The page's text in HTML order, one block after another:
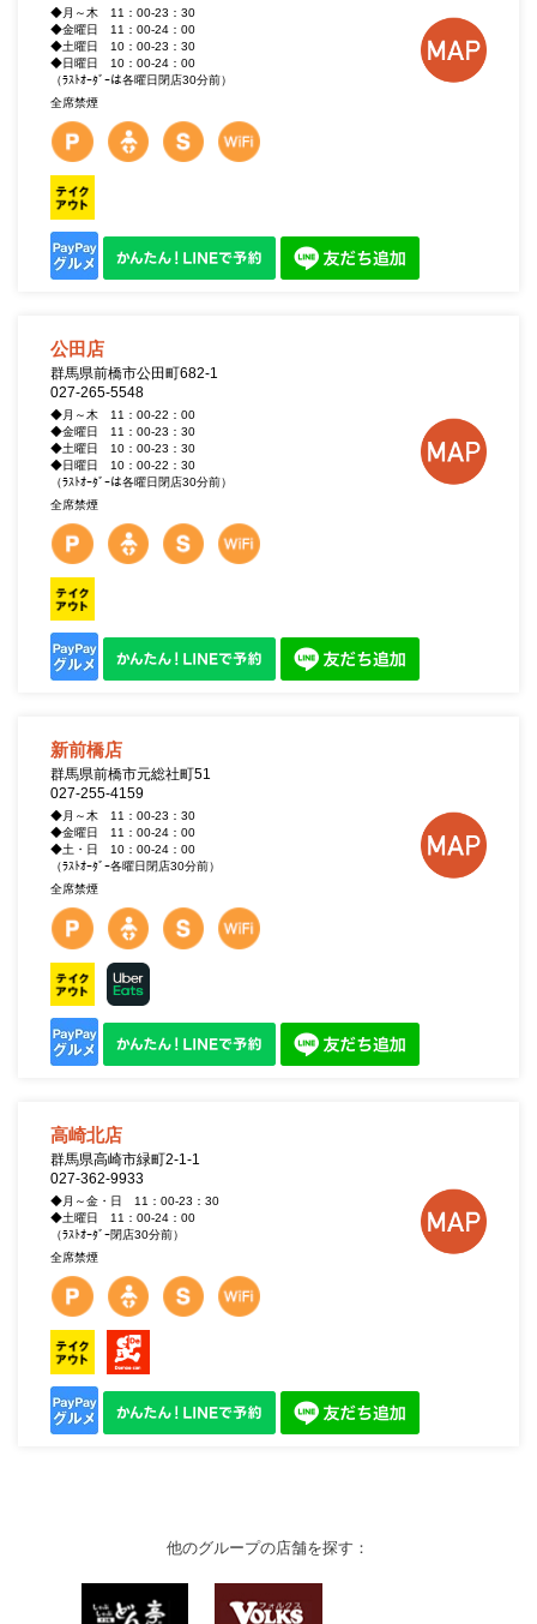
◆月～木 11：00-23：30
◆金曜日 11：00-24：00
◆土曜日 10：00-23：30
◆日曜日 10：00-24：00
（ﾗｽﾄｵｰﾀﾞｰは各曜日閉店30分前）
全席禁煙
公田店
群馬県前橋市公田町682-1
027-265-5548
◆月～木 11：00-22：00
◆金曜日 11：00-23：30
◆土曜日 10：00-23：30
◆日曜日 10：00-22：30
（ﾗｽﾄｵｰﾀﾞｰは各曜日閉店30分前）
全席禁煙
新前橋店
群馬県前橋市元総社町51
027-255-4159
◆月～木 11：00-23：30
◆金曜日 11：00-24：00
◆土・日 10：00-24：00
（ﾗｽﾄｵｰﾀﾞｰ各曜日閉店30分前）
全席禁煙
高崎北店
群馬県高崎市緑町2-1-1
027-362-9933
◆月～金・日 11：00-23：30
◆土曜日 11：00-24：00
（ﾗｽﾄｵｰﾀﾞｰ閉店30分前）
全席禁煙
他のグループの店舗を探す：